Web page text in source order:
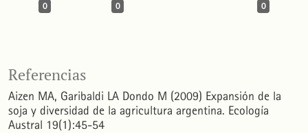
0 0 0
Referencias
Aizen MA, Garibaldi LA Dondo M (2009) Expansión de la
soja y diversidad de la agricultura argentina. Ecología
Austral 19(1):45-54